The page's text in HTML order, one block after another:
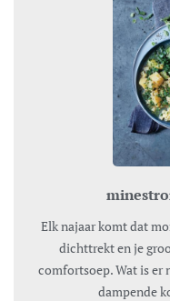
Elk najaar komt dat moment dat je definitief de tuindeuren
dichttrekt en je
comfortsoep. Wat is er
dampende